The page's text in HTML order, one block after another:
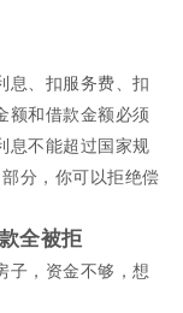
息、扣服务费、扣
额和借款金额必须
息不能超过国家规
分，你可以拒绝偿
全被拒
子，资金不够，想